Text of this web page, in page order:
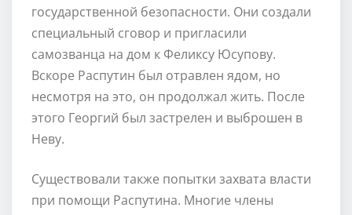
государственной безопасности. Они создали
специальный сговор и пригласили
самозванца на дом к Феликсу Юсупову.
Вскоре Распутин был отравлен ядом, но
несмотря на это, он продолжал жить. После
этого Георгий был застрелен и выброшен в
Неву.
Существовали также попытки захвата власти
при помощи Распутина. Многие члены